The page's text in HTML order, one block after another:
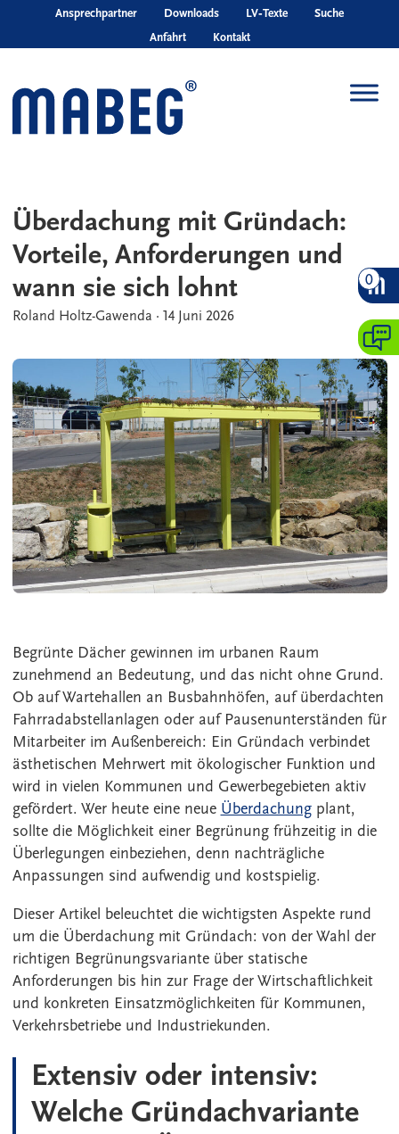
Skip to main content
Ansprechpartner Downloads LV‑Texte
Suche
Anfahrt
Kontakt
Überdachung mit Gründach:
Vorteile, Anforderungen und
wann sie sich lohnt
Roland Holtz-Gawenda · 14 Juni 2026
Begrünte Dächer gewinnen im urbanen Raum
zunehmend an Bedeutung, und das nicht ohne Grund.
Ob auf Wartehallen an Busbahnhöfen, auf überdachten
Fahrradabstellanlagen oder auf Pausenunterständen für
Mitarbeiter im Außenbereich: Ein Gründach verbindet
ästhetischen Mehrwert mit ökologischer Funktion und
wird in vielen Kommunen und Gewerbegebieten aktiv
gefördert. Wer heute eine neue Überdachungplant,
sollte die Möglichkeit einer Begrünung frühzeitig in die
Überlegungen einbeziehen, denn nachträgliche
Anpassungen sind aufwendig und kostspielig.
Dieser Artikel beleuchtet die wichtigsten Aspekte rund
um die Überdachung mit Gründach: von der Wahl der
richtigen Begrünungsvariante über statische
Anforderungen bis hin zur Frage der Wirtschaftlichkeit
und konkreten Einsatzmöglichkeiten für Kommunen,
Verkehrsbetriebe und Industriekunden.
Extensiv oder intensiv:
Welche Gründachvariante
0